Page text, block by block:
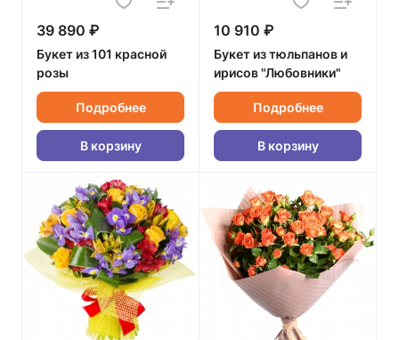
39 890 ₽
Букет из 101 красной
розы
Подробнее
В корзину
10 910 ₽
Букет из тюльпанов и
ирисов "Любовники"
Подробнее
В корзину